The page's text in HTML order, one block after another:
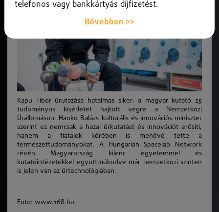
Kapu Tibor űrutazása hatalmas siker: a magyar kutató 25
tudományos kísérletet hajtott végre a Nemzetközi
Űrállomáson. Hankó Balázs kulturális és innovációs miniszter
szerint ez nemcsak a hazai űrkutatást és innovációt erősíti,
hanem a fiatalok körében is menővé tette a
természettudományokat. A Hungarian Spacelab Network
révén Magyarország kilenc egyetemmel és
kutatóintézetekkel együttműködve már nemzetközi szinten
is jelen van az űrtechnológiában.
Fotó: www.168.hu
telefonos vagy bankkártyás díjfizetést.
Bővebben >>